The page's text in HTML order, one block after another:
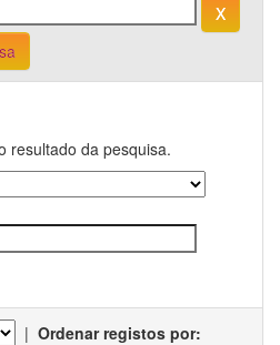
resultado da pesquisa.
| Ordenar registos por: